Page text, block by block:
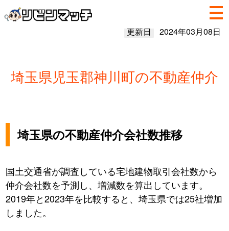
更新日 2024年03月08日
埼玉県児玉郡神川町の不動産仲介
埼玉県の不動産仲介会社数推移
国土交通省が調査している宅地建物取引会社数から
仲介会社数を予測し、増減数を算出しています。
2019年と2023年を比較すると、埼玉県では25社増加
しました。